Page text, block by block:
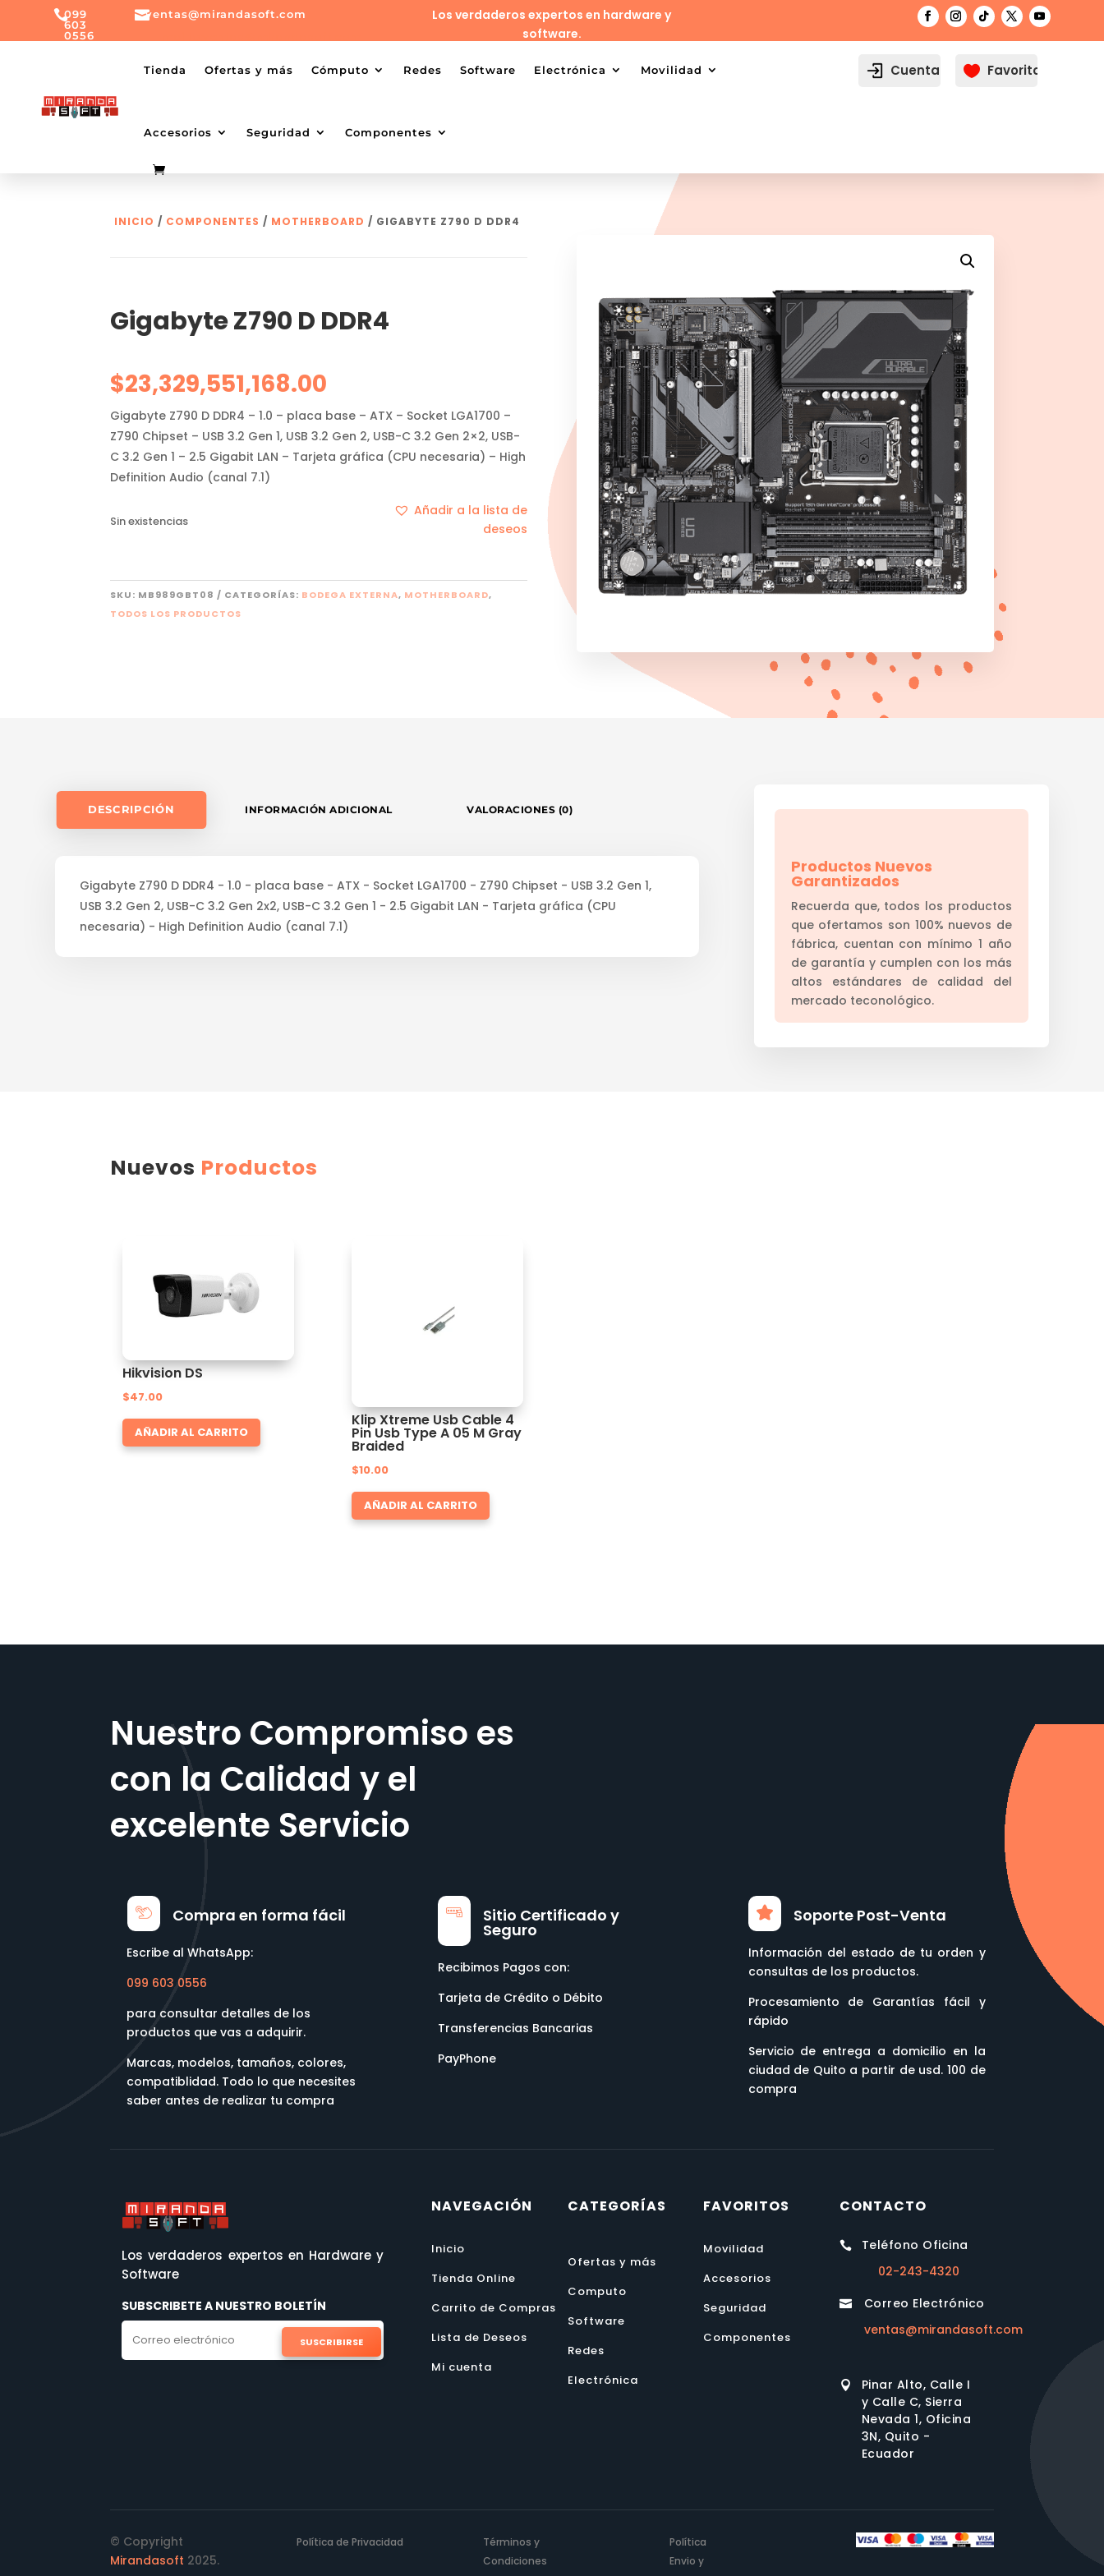
099
603
0556
0556
ventas@mirandasoft.com
mailto:ventas@mirandasoft.com
Los verdaderos expertos en hardware y
software.
Tienda Ofertas y más Cómputo Redes Software Electrónica Movilidad
Accesorios Seguridad Componentes
Cuenta  Favoritos
INICIO / COMPONENTES / MOTHERBOARD / GIGABYTE Z790 D DDR4
Gigabyte Z790 D DDR4
$23,329,551,168.00
Gigabyte Z790 D DDR4 – 1.0 – placa base – ATX – Socket LGA1700 –
Z790 Chipset – USB 3.2 Gen 1, USB 3.2 Gen 2, USB-C 3.2 Gen 2×2, USB-
C 3.2 Gen 1 – 2.5 Gigabit LAN – Tarjeta gráfica (CPU necesaria) – High
Definition Audio (canal 7.1)
Sin existencias
Añadir a la lista de
deseos
SKU: MB989GBT08 CATEGORÍAS: BODEGA EXTERNA, MOTHERBOARD,
TODOS LOS PRODUCTOS
DESCRIPCIÓN INFORMACIÓN ADICIONAL VALORACIONES (0)
Gigabyte Z790 D DDR4 - 1.0 - placa base - ATX - Socket LGA1700 - Z790 Chipset - USB 3.2 Gen 1,
USB 3.2 Gen 2, USB-C 3.2 Gen 2x2, USB-C 3.2 Gen 1 - 2.5 Gigabit LAN - Tarjeta gráfica (CPU
necesaria) - High Definition Audio (canal 7.1)
Productos Nuevos
Garantizados
Recuerda que, todos los productos
que ofertamos son 100% nuevos de
fábrica, cuentan con mínimo 1 año
de garantía y cumplen con los más
altos estándares de calidad del
mercado teconológico.
Nuevos Productos
Hikvision DS
$47.00
AÑADIR AL CARRITO
Klip Xtreme Usb Cable 4
Pin Usb Type A 05 M Gray
Braided
$10.00
AÑADIR AL CARRITO
Nuestro Compromiso es
con la Calidad y el
excelente Servicio
Compra en forma fácil
Escribe al WhatsApp:
099 603 0556
para consultar detalles de los
productos que vas a adquirir.
Marcas, modelos, tamaños, colores,
compatiblidad. Todo lo que necesites
saber antes de realizar tu compra
Sitio Certificado y
Seguro
Recibimos Pagos con:
Tarjeta de Crédito o Débito
Transferencias Bancarias
PayPhone
Soporte Post-Venta
Información del estado de tu orden y
consultas de los productos.
Procesamiento de Garantías fácil y
rápido
Servicio de entrega a domicilio en la
ciudad de Quito a partir de usd. 100 de
compra
Los verdaderos expertos en Hardware y
Software
SUBSCRIBETE A NUESTRO BOLETÍN
SUSCRIBIRSE
NAVEGACIÓN
Inicio
Tienda Online
Carrito de Compras
Lista de Deseos
Mi cuenta
CATEGORÍAS
Ofertas y más
Computo
Software
Redes
Electrónica
FAVORITOS
Movilidad
Accesorios
Seguridad
Componentes
CONTACTO

Teléfono Oficina
02-243-4320

Correo Electrónico
ventas@mirandasoft.com

Pinar Alto, Calle I
y Calle C, Sierra
Nevada 1, Oficina
3N, Quito -
Ecuador
© Copyright
Mirandasoft 2025.
Política de Privacidad
Términos y
Condiciones
Política
Envio y